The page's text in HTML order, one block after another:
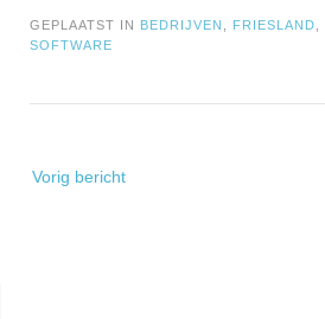
GEPLAATST IN BEDRIJVEN FRIESLAND
SOFTWARE
navigatie
Vorig bericht